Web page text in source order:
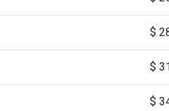
$
$
$